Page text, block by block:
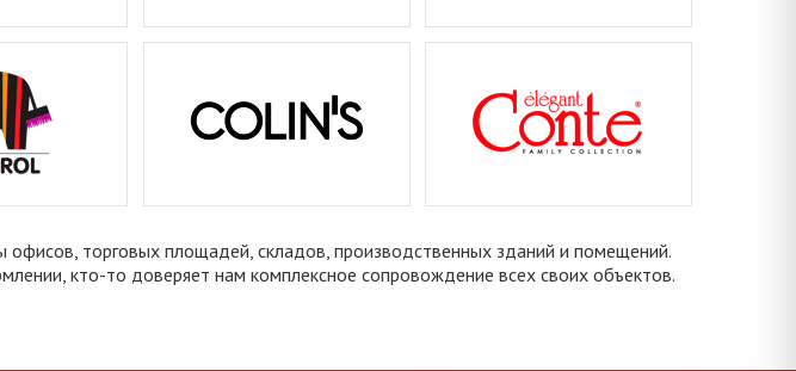
торговых площадей, складов, производственных зданий и помещений.
кто-то доверяет нам комплексное сопровождение всех своих объектов.